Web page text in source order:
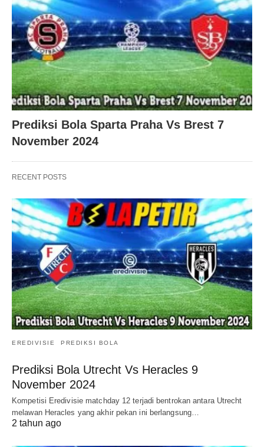
Prediksi Bola Sparta Praha Vs Brest 7
November 2024
RECENT POSTS
EREDIVISIE PREDIKSI BOLA
Prediksi Bola Utrecht Vs Heracles 9
November 2024
Kompetisi Eredivisie matchday 12 terjadi bentrokan antara Utrecht
melawan Heracles yang akhir pekan ini berlangsung…
2 tahun ago